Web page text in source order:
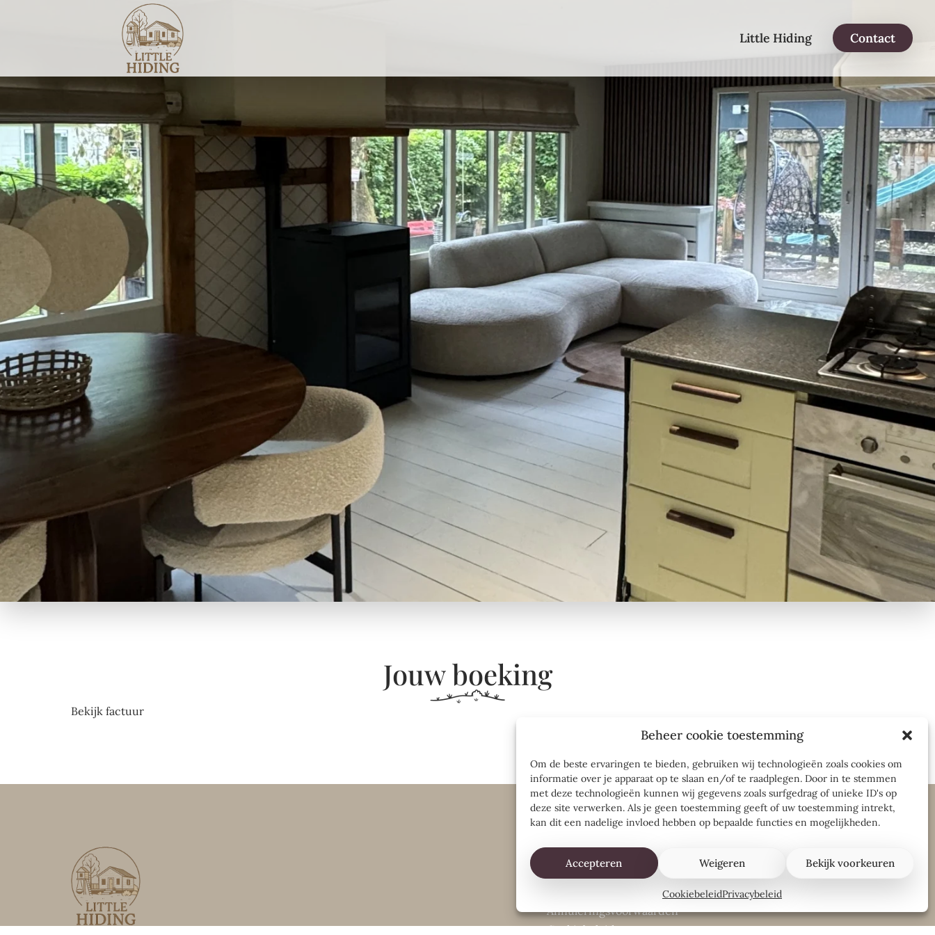
Beheer cookie toestemming
Om de beste ervaringen te bieden, gebruiken wij technologieën zoals cookies om
informatie over je apparaat op te slaan en/of te raadplegen. Door in te stemmen
met deze technologieën kunnen wij gegevens zoals surfgedrag of unieke ID's op
deze site verwerken. Als je geen toestemming geeft of uw toestemming intrekt,
kan dit een nadelige invloed hebben op bepaalde functies en mogelijkheden.
Accepteren Weigeren Bekijk voorkeuren
CookiebeleidPrivacybeleid
Little Hiding Contact
Jouw boeking
Bekijk factuur
Little Hiding
Annuleringsvoorwaarden
Cookiebeleid